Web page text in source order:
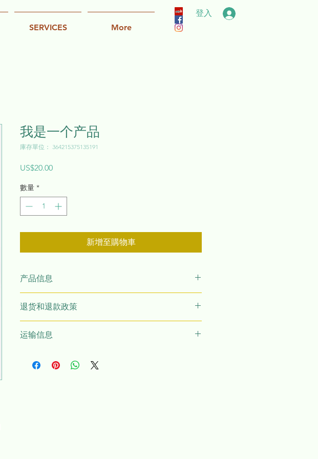
SERVICES More
登入
我是一个产品
庫存單位： 364215375135191
US$20.00價
數量 *
新增至購物車
产品信息
方，例如尺寸、材料、保养和清洁说明。这也是一个很好
的空间，可以写出使该产品与众不同的原因以及您的客户
如何从该产品中受益。
退货和退款政策
对购买不满意该怎么做的好地方。制定直截了当的退款或
运输信息
的更多信息的好地方。提供有关您的运输政策的直接信息